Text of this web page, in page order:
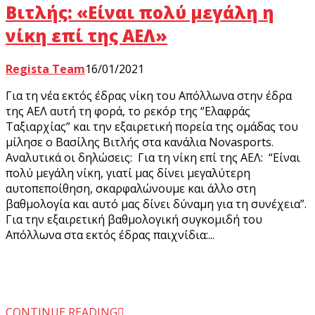
Βιτλής: «Είναι πολύ μεγάλη η
νίκη επί της ΑΕΛ»
Regista Team16/01/2021
Για τη νέα εκτός έδρας νίκη του Απόλλωνα στην έδρα
της ΑΕΛ αυτή τη φορά, το ρεκόρ της “Ελαφράς
Ταξιαρχίας” και την εξαιρετική πορεία της ομάδας του
μίλησε ο Βασίλης Βιτλής στα κανάλια Novasports.
Αναλυτικά οι δηλώσεις: Για τη νίκη επί της ΑΕΛ: “Είναι
πολύ μεγάλη νίκη, γιατί μας δίνει μεγαλύτερη
αυτοπεποίθηση, σκαρφαλώνουμε και άλλο στη
βαθμολογία και αυτό μας δίνει δύναμη για τη συνέχεια”.
Για την εξαιρετική βαθμολογική συγκομιδή του
Απόλλωνα στα εκτός έδρας παιχνίδια:...